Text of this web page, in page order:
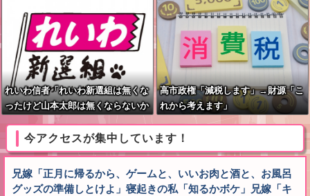
れいわ信者「れいわ新選組は無くな
ったけど山本太郎は無くならないか
らね。山本太郎Forever????」
高市政権「減税します」→財源「こ
れから考えます」
今アクセスが集中しています！
兄嫁「正月に帰るから、ゲームと、いいお肉と酒と、お風呂
グッズの準備しとけよ」寝起きの私「知るかボケ」兄嫁「キ